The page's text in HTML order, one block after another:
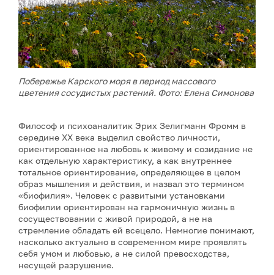
Побережье Карского моря в период массового
цветения сосудистых растений. Фото: Елена Симонова
Философ и психоаналитик Эрих Зелигманн Фромм в
середине XX века выделил свойство личности,
ориентированное на любовь к живому и созидание не
как отдельную характеристику, а как внутреннее
тотальное ориентирование, определяющее в целом
образ мышления и действия, и назвал это термином
«биофилия». Человек с развитыми установками
биофилии ориентирован на гармоничную жизнь в
сосуществовании с живой природой, а не на
стремление обладать ей всецело. Немногие понимают,
насколько актуально в современном мире проявлять
себя умом и любовью, а не силой превосходства,
несущей разрушение.